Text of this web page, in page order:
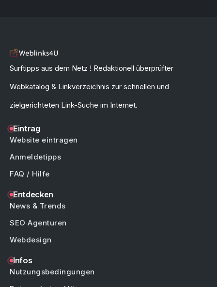
Surftipps aus dem Netz ! Redaktionell überprüfter
Webkatalog & Linkverzeichnis zur schnellen und
zielgerichteten Link-Suche im Internet.
Eintrag
Website eintragen
Anmeldetipps
FAQ / Hilfe
Entdecken
News & Trends
SEO Agenturen
Webdesign
Infos
Nutzungsbedingungen